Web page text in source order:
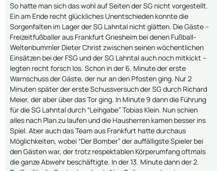
So hatte man sich das wohl auf Seiten der SG nicht vorgestellt.
Ein am Ende recht glückliches Unentschieden konnte die
Sorgenfalten im Lager der SG Lahntal nicht glätten. Die Gäste –
Freizeitfußballer aus Frankfurt Griesheim bei denen Fußball-
Weltenbummler Dieter Christ zwischen seinen wöchentlichen
Einsätzen bei der FSG und der SG Lahntal auch noch mitkickt –
legten recht forsch los. Schon in der 6. Minute der erste
Warnschuss der Gäste, der nur an den Pfosten ging. Nur 2
Minuten später der erste Schussversuch der SG durch Richard
Meier, der aber über das Tor ging. In Minute 9 dann die Führung
für die SG Lahntal durch “Leihgabe” Tobias Klein. Nun schien
alles nach Plan zu laufen und die Hausherren kamen besser ins
Spiel. Aber auch das Team aus Frankfurt hatte durchaus
Möglichkeiten, wobei “Der Bomber” der auffälligste Spieler bei
den Gästen war, der trotz respektablen Körperumfang oftmals
die ganze Abwehr beschäftigte. In der 13. Minute dann der 2.